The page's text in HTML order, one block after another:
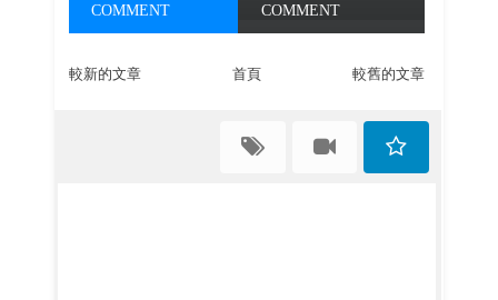
COMMENT
COMMENT
較新的文章 較舊的文章
首頁